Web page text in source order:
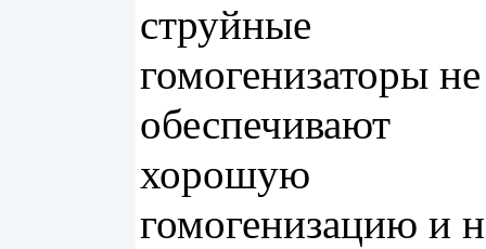
струйные
гомогенизаторы не
обеспечивают
хорошую
гомогенизацию и